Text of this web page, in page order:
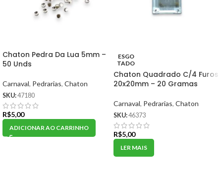
Chaton Pedra Da Lua 5mm –
50 Unds
Carnaval, Pedrarias, Chaton
SKU:47180
R$5,00
ADICIONAR AO CARRINHO
ESGO
TADO
Chaton Quadrado C/4 Furos
20x20mm – 20 Gramas
Carnaval, Pedrarias, Chaton
SKU:46373
R$5,00
LER MAIS